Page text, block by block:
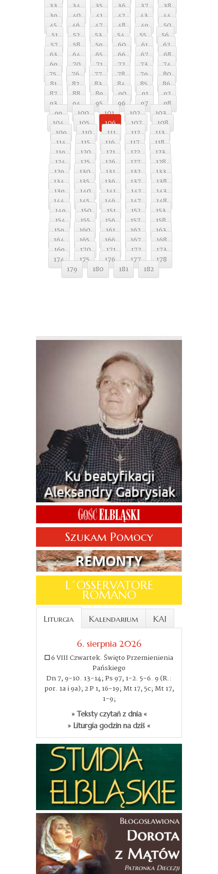
33
34 35 36 37
38
39
40 41 42 43
44
45
46 47 48 49
50
51
52 53 54 55
56
57
58 59 60 61
62
63
64 65 66 67
68
69
70 71 72 73
74
75
76 77 78 79
80
81
82 83 84 85
86
87
88 89 90 91
92
93
94 95 96 97
98
99
100 101 102
103
104
105 106 107
108
109
110 111 112
113
114
115 116 117
118
119
120 121 122
123
124
125 126 127
128
129
130 131 132
133
134
135 136 137
138
139
140 141 142
143
144
145 146 147
148
149
150 151 152
153
154
155 156 157
158
159
160 161 162
163
164
165 166 167
168
169
170 171 172
173
174
175 176 177
178
179
180 181 182
Szukam Pomocy
L´OSSERVATORE
ROMANO
Liturgia Kalendarium KAI
6. sierpnia 2026
6 VIII Czwartek. Święto Przemienienia
Pańskiego
Dn 7, 9-10. 13-14; Ps 97, 1-2. 5-6. 9 (R.:
por. 1a i 9a); 2 P 1, 16-19; Mt 17, 5c; Mt 17,
1-9;
» Teksty czytań z dnia «
» Liturgia godzin na dziś «